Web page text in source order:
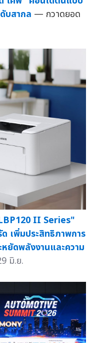
บสากล — กวาดยอด
II Series"
เพิ่มประสิทธิภาพการ
หยัดพลังงานและความ
มิ.ย.